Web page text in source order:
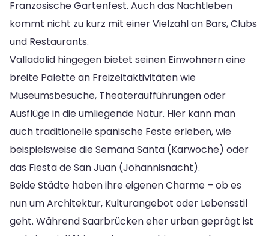
Französische Gartenfest. Auch das Nachtleben
kommt nicht zu kurz mit einer Vielzahl an Bars, Clubs
und Restaurants.
Valladolid hingegen bietet seinen Einwohnern eine
breite Palette an Freizeitaktivitäten wie
Museumsbesuche, Theateraufführungen oder
Ausflüge in die umliegende Natur. Hier kann man
auch traditionelle spanische Feste erleben, wie
beispielsweise die Semana Santa (Karwoche) oder
das Fiesta de San Juan (Johannisnacht).
Beide Städte haben ihre eigenen Charme – ob es
nun um Architektur, Kulturangebot oder Lebensstil
geht. Während Saarbrücken eher urban geprägt ist